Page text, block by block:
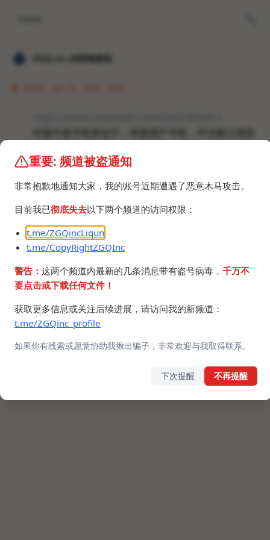
𝐙𝐆𝐐 ɪɴᴄ.的唠嗑频道
营商联动。
重要: 频道被盗通知
非常抱歉地通知大家，我的账号近期遭遇了恶意木马攻击。
目前我已彻底失去以下两个频道的访问权限：
t.me/ZGQincLiqun
t.me/CopyRightZGQInc
警告： 这两个频道内最新的几条消息带有盗号病毒， 千万不
要点击或下载任何文件！
获取更多信息或关注后续进展，请访问我的新频道：
t.me/ZGQinc_profile
如果你有线索或愿意协助我揪出骗子，非常欢迎与我取得联系。
下次提醒 不再提醒